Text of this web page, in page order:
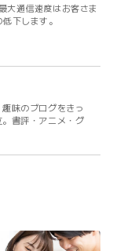
大通信速度はお客さま
下します。
味のブログをきっ
書評・アニメ・グ